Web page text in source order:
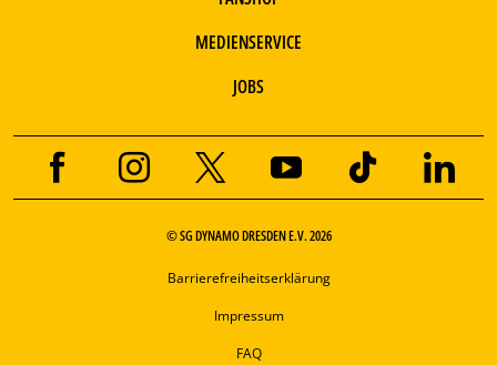
MEDIENSERVICE
JOBS
© SG DYNAMO DRESDEN E.V. 2026
Barrierefreiheitserklärung
Impressum
FAQ